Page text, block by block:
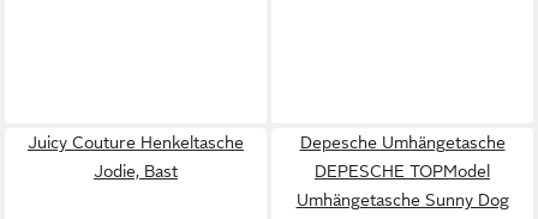
Juicy Couture Henkeltasche
Jodie, Bast
Depesche Umhängetasche
DEPESCHE TOPModel
Umhängetasche Sunny Dog